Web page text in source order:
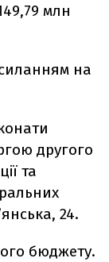
млн
на
другого
та
24.
бюджету.